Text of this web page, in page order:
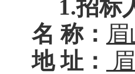
1.招标
名 称：
地 址：